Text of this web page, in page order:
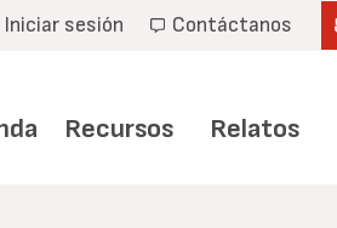
Iniciar sesión Contáctanos
Recursos Relatos